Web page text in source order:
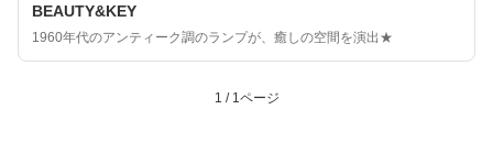
BEAUTY&KEY
1960年代のアンティーク調のランプが、癒しの空間を演出★
1 / 1ページ